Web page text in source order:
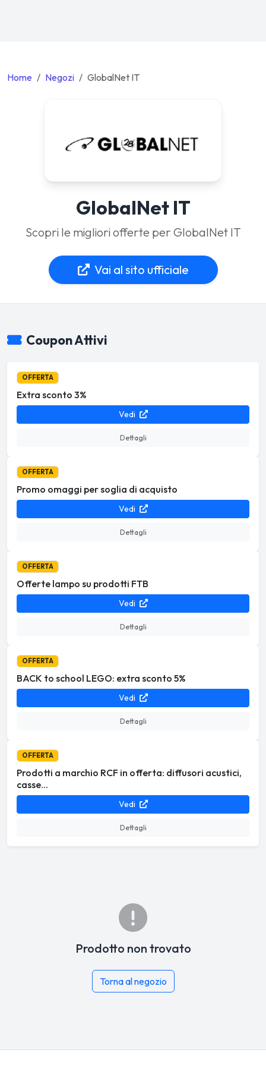
Home Negozi GlobalNet IT
GlobalNet IT
Scopri le migliori offerte per GlobalNet IT
Vai al sito ufficiale
Coupon Attivi
OFFERTA
Extra sconto 3%
Vedi
Dettagli
OFFERTA
Promo omaggi per soglia di acquisto
Vedi
Dettagli
OFFERTA
Offerte lampo su prodotti FTB
Vedi
Dettagli
OFFERTA
BACK to school LEGO: extra sconto 5%
Vedi
Dettagli
OFFERTA
Prodotti a marchio RCF in offerta: diffusori acustici,
casse...
Vedi
Dettagli
Prodotto non trovato
Torna al negozio